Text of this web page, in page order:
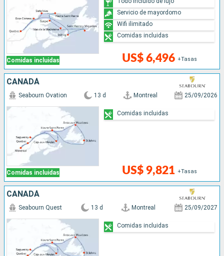
Comidas incluidas US$ 6,496 +Tasas
Servicio de mayordomo
Wifi ilimitado
Comidas incluidas
CANADÁ
Comidas incluidas
Seabourn Ovation 13 d Montreal 25/09/2026
US$ 9,821 +Tasas
Comidas incluidas
CANADÁ
Seabourn Quest 13 d Montreal 25/09/2027
Comidas incluidas